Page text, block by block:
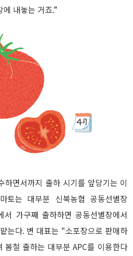
내놓는 거죠.”
하면서까지 출하 시기를 앞당기는 이
토는 대부분 신북농협 공동선별장
서 가구째 출하하면 공동선별장에서
는다. 변 대표는 "소포장으로 판매하
철 출하는 대부분 APC를 이용한다